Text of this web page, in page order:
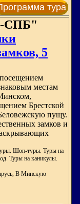
тура
СПБ"
5
местам
Брестской
пущу.
замков и
Шоп-туры. Туры на
Туры на каникулы.
В Минскую